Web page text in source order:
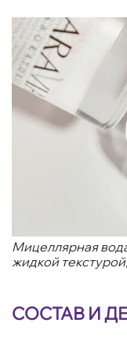
Мицеллярная
жидкой
СОСТАВ И